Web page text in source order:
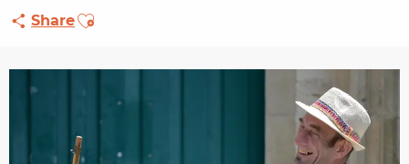
ShareAjouter aux favoris